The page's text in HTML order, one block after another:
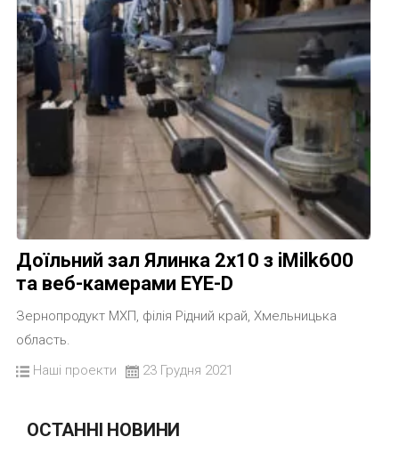
Доїльний зал Ялинка 2х10 з iMilk600
та веб-камерами EYE-D
Зернопродукт МХП, філія Рідний край, Хмельницька
область.
Наші проекти
23 Грудня 2021
ОСТАННІ НОВИНИ